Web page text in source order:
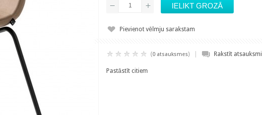
Pievienot vēlmju sarakstam
(0 atsauksmes) Rakstīt atsauksmi
Pastāstīt citiem